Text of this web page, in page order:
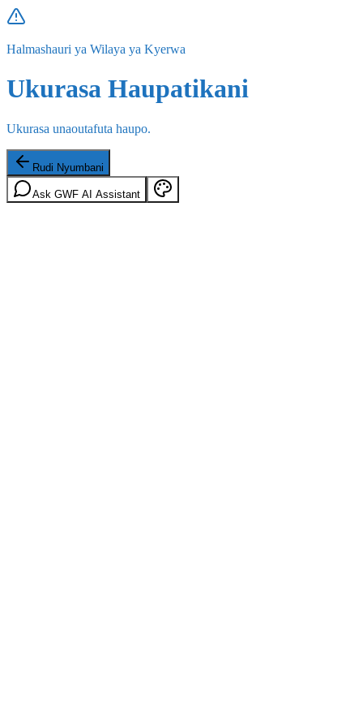
Halmashauri ya Wilaya ya Kyerwa
Ukurasa Haupatikani
Ukurasa unaoutafuta haupo.
Rudi Nyumbani
Ask GWF AI Assistant